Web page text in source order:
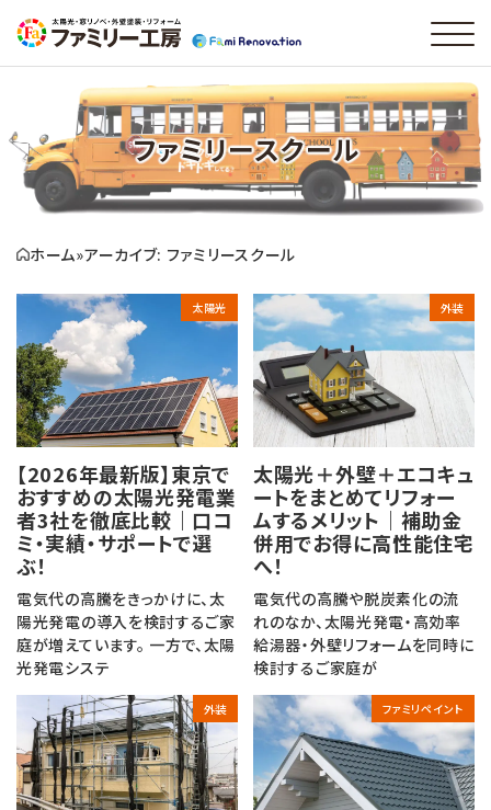
ファミリースクール
ホーム»アーカイブ: ファミリースクール
太陽光
【2026年最新版】東京で
おすすめの太陽光発電業
者3社を徹底比較｜口コ
ミ・実績・サポートで選
ぶ！
電気代の高騰をきっかけに、太
陽光発電の導入を検討するご家
庭が増えています。 一方で、太陽
光発電システ
外装
太陽光＋外壁＋エコキュ
ートをまとめてリフォー
ムするメリット｜補助金
併用でお得に高性能住宅
へ！
電気代の高騰や脱炭素化の流
れのなか、太陽光発電・高効率
給湯器・外壁リフォームを同時に
検討するご家庭が
外装 ファミリペイント